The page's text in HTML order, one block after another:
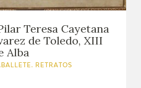
Teresa Cayetana
de Toledo, XIII
Alba
RETRATOS